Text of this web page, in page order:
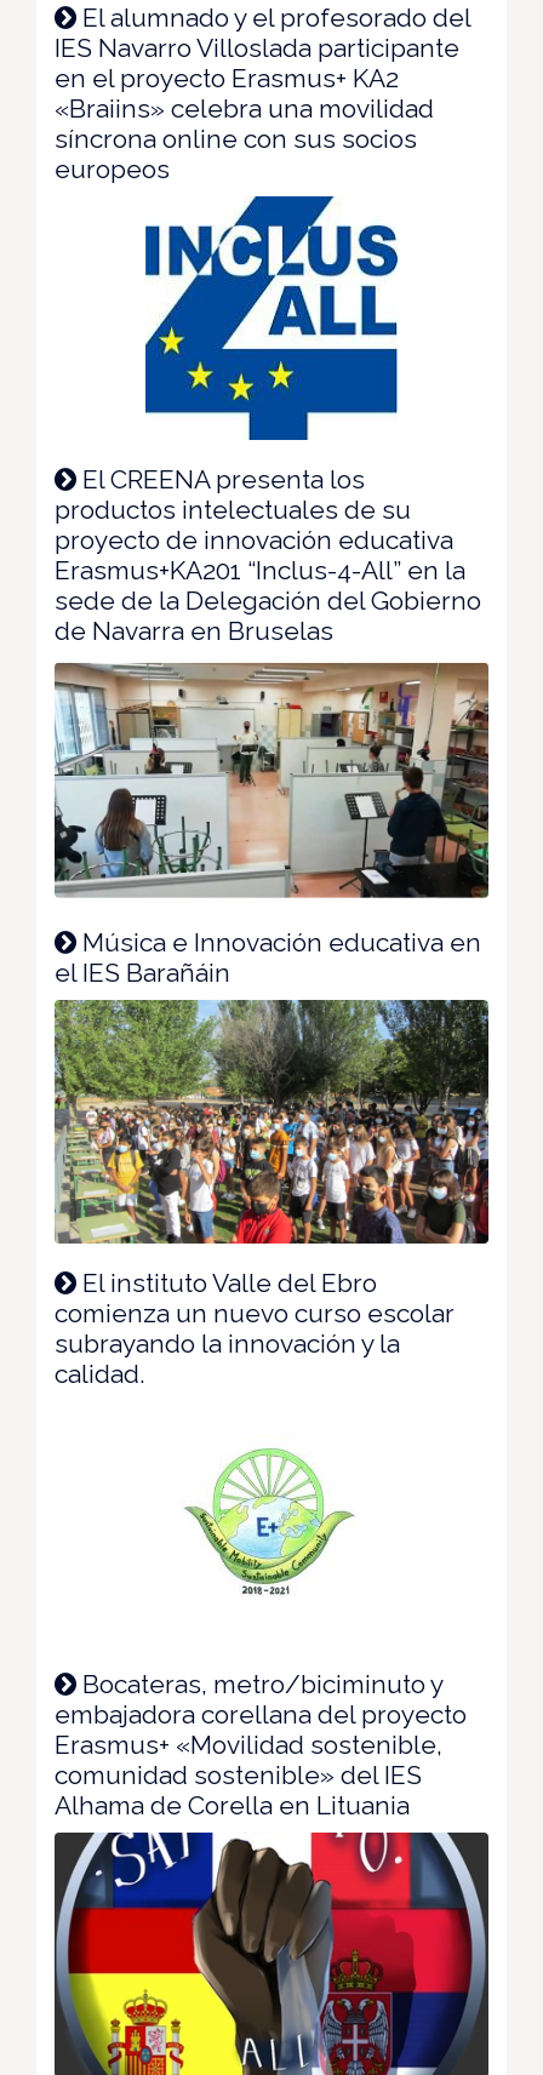
El alumnado y el profesorado del
IES Navarro Villoslada participante
en el proyecto Erasmus+ KA2
«Braiins» celebra una movilidad
síncrona online con sus socios
europeos
El CREENA presenta los
productos intelectuales de su
proyecto de innovación educativa
Erasmus+KA201 “Inclus-4-All” en la
sede de la Delegación del Gobierno
de Navarra en Bruselas
Música e Innovación educativa en
el IES Barañáin
El instituto Valle del Ebro
comienza un nuevo curso escolar
subrayando la innovación y la
calidad.
Bocateras, metro/biciminuto y
embajadora corellana del proyecto
Erasmus+ «Movilidad sostenible,
comunidad sostenible» del IES
Alhama de Corella en Lituania